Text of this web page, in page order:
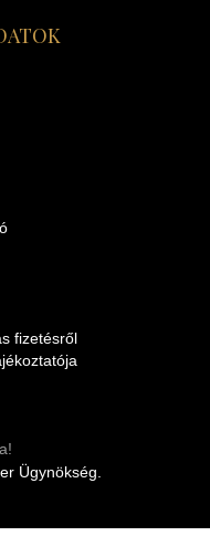
fizetésről
Ügynökség.